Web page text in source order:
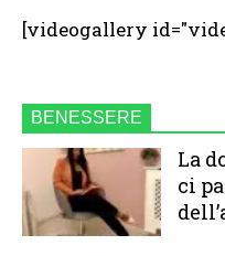
[videogallery
BENESSERE
La
ci